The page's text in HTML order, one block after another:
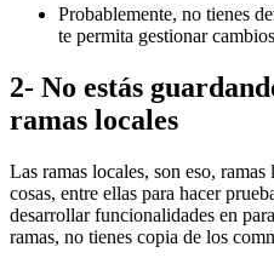
Probablemente, no tienes
te permita gestionar
2- No estás
ramas locales
Las ramas locales, son eso,
cosas, entre ellas para hacer
desarrollar funcionalidades en
ramas, no tienes copia de los